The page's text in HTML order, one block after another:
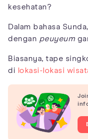
kesehatan?
Dalam bahasa
dengan peuyeum
Biasanya, tape
di lokasi-lokasi